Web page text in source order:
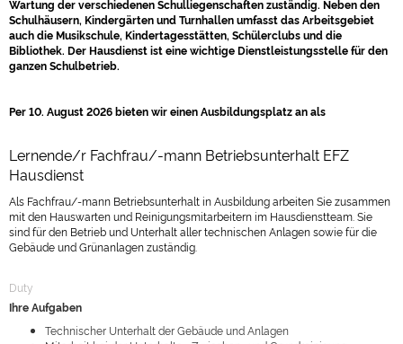
Wartung der verschiedenen Schulliegenschaften zuständig. Neben den
Schulhäusern, Kindergärten und Turnhallen umfasst das Arbeitsgebiet
auch die Musikschule, Kindertagesstätten, Schülerclubs und die
Bibliothek. Der Hausdienst ist eine wichtige Dienstleistungsstelle für den
ganzen Schulbetrieb.
Per 10. August 2026 bieten wir einen Ausbildungsplatz an als
Lernende/r Fachfrau/-mann Betriebsunterhalt EFZ
Hausdienst
Als Fachfrau/-mann Betriebsunterhalt in Ausbildung arbeiten Sie zusammen
mit den Hauswarten und Reinigungsmitarbeitern im Hausdienstteam. Sie
sind für den Betrieb und Unterhalt aller technischen Anlagen sowie für die
Gebäude und Grünanlagen zuständig.
Duty
Ihre Aufgaben
Technischer Unterhalt der Gebäude und Anlagen